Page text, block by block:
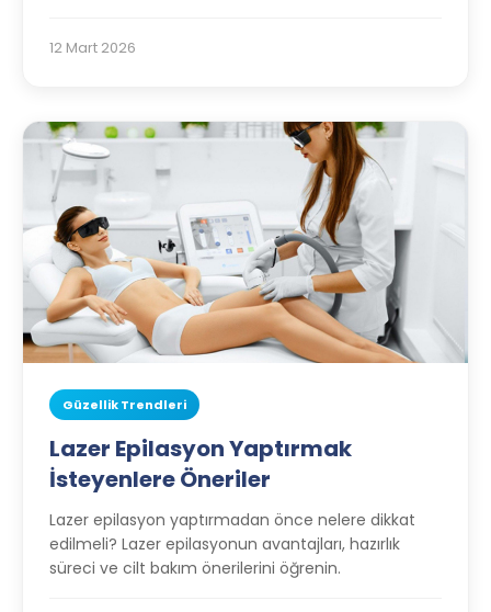
12 Mart 2026
Güzellik Trendleri
Lazer Epilasyon Yaptırmak
İsteyenlere Öneriler
Lazer epilasyon yaptırmadan önce nelere dikkat
edilmeli? Lazer epilasyonun avantajları, hazırlık
süreci ve cilt bakım önerilerini öğrenin.